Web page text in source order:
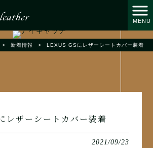
MENU
> 新着情報 > LEXUS GSにレザーシートカバー装着
レザーシートカバー装着
2021/09/23